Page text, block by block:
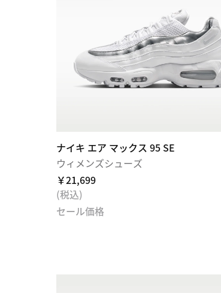
ナイキ エア マックス 95 SE
ウィメンズシューズ
￥21,699
(税込)
セール価格